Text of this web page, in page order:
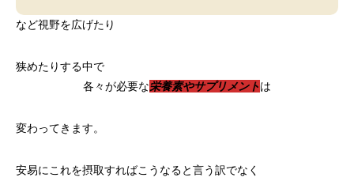
など視野を広げたり
狭めたりする中で
各々が必要な栄養素やサプリメントは
変わってきます。
安易にこれを摂取すればこうなると言う訳でなく